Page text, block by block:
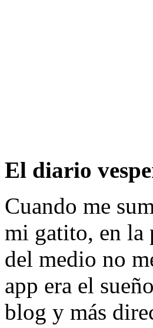
El diario
Cuando me
mi gatito, en la
del medio no
app era el
blog y más